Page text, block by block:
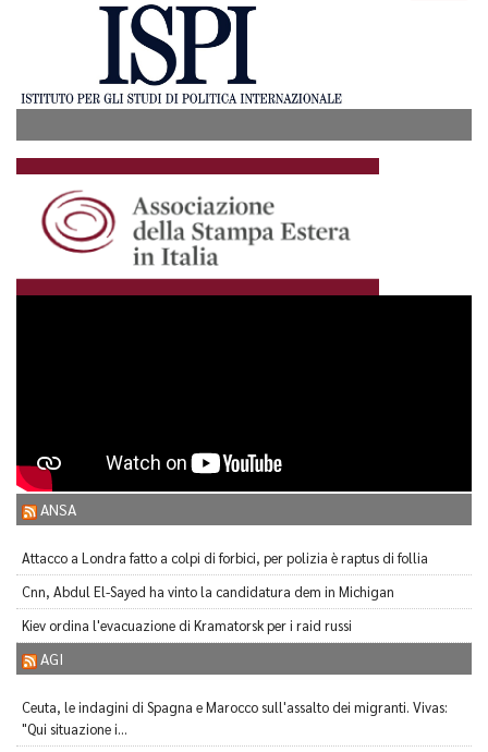
ANSA
Attacco a Londra fatto a colpi di forbici, per polizia è raptus di follia
Cnn, Abdul El-Sayed ha vinto la candidatura dem in Michigan
Kiev ordina l'evacuazione di Kramatorsk per i raid russi
AGI
Ceuta, le indagini di Spagna e Marocco sull'assalto dei migranti. Vivas:
"Qui situazione i...